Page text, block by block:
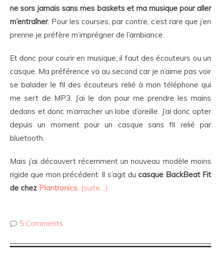
ne sors jamais sans mes baskets et ma musique pour aller
m’entraîner. Pour les courses, par contre, c’est rare que j’en
prenne je préfère m’imprégner de l’ambiance.
Et donc pour courir en musique, il faut des écouteurs ou un
casque. Ma préférence va au second car je n’aime pas voir
se balader le fil des écouteurs relié à mon téléphone qui
me sert de MP3. J’ai le don pour me prendre les mains
dedans et donc m’arracher un lobe d’oreille. J’ai donc opter
depuis un moment pour un casque sans fil relié par
bluetooth.
Mais j’ai découvert récemment un nouveau modèle moins
rigide que mon précédent. Il s’agit ducasque BackBeat Fit
de chez Plantronics. (suite…)
5 Comments